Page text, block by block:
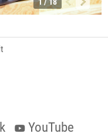
1 / 18
YouTube